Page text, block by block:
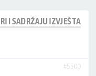
I SADRŽAJU IZVJEŠTAJA
#5500